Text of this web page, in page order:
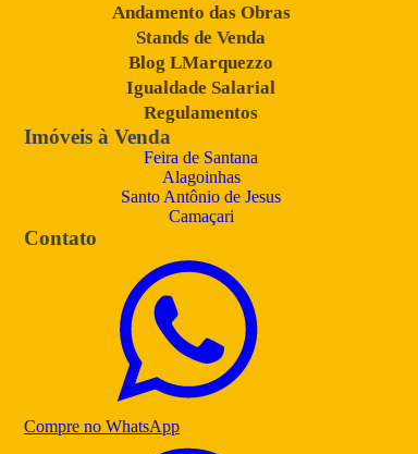
Andamento das Obras
Stands de Venda
Blog LMarquezzo
Igualdade Salarial
Regulamentos
Imóveis à Venda
Feira de Santana
Alagoinhas
Santo Antônio de Jesus
Camaçari
Contato
Compre no WhatsApp